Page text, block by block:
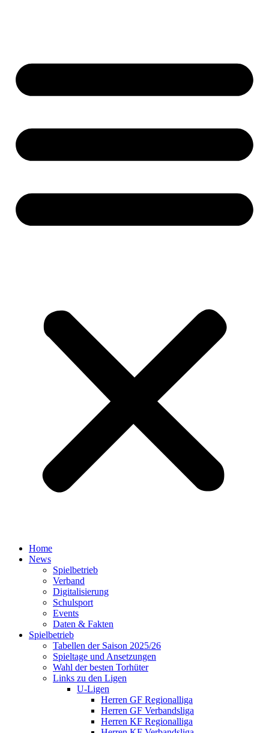
Home
News
Spielbetrieb
Verband
Digitalisierung
Schulsport
Events
Daten & Fakten
Spielbetrieb
Tabellen der Saison 2025/26
Spieltage und Ansetzungen
Wahl der besten Torhüter
Links zu den Ligen
U-Ligen
Herren GF Regionalliga
Herren GF Verbandsliga
Herren KF Regionalliga